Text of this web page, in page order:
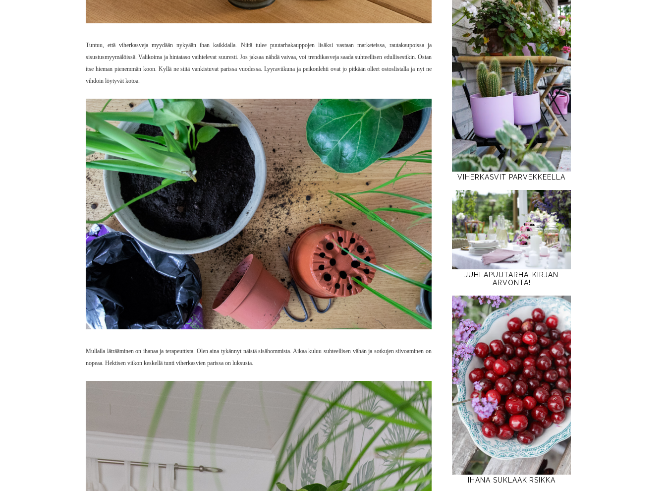
Tuntuu, että viherkasveja myydään nykyään ihan kaikkialla. Niitä tulee puutarhakauppojen lisäksi vastaan marketeissa, rautakaupoissa ja
sisustusmyymälöissä. Valikoima ja hintataso vaihtelevat suuresti. Jos jaksaa nähdä vaivaa, voi trendikasveja saada suhteellisen edullisestikin. Ostan
itse hieman pienemmän koon. Kyllä ne siitä vankistuvat parissa vuodessa. Lyyraviikuna ja peikonlehti ovat jo pitkään olleet ostoslistalla ja nyt ne
vihdoin löytyvät kotoa.
Mullalla läträäminen on ihanaa ja terapeuttista. Olen aina tykännyt näistä sisähommista. Aikaa kuluu suhteellisen vähän ja sotkujen siivoaminen on
nopeaa. Hektisen viikon keskellä tunti viherkasvien parissa on luksusta.
VIHERKASVIT PARVEKKEELLA
JUHLAPUUTARHA-KIRJAN
ARVONTA!
IHANA SUKLAAKIRSIKKA